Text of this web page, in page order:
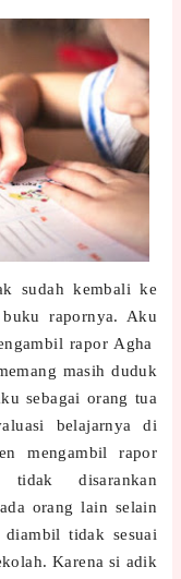
sudah kembali ke
rapornya. Aku
rapor Agha
masih duduk
sebagai orang tua
belajarnya di
mengambil rapor
disarankan
orang lain selain
tidak sesuai
Karena si adik